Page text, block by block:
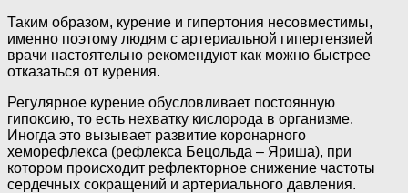
Таким образом, курение и гипертония несовместимы,
именно поэтому людям с артериальной гипертензией
врачи настоятельно рекомендуют как можно быстрее
отказаться от курения.
Регулярное курение обусловливает постоянную
гипоксию, то есть нехватку кислорода в организме.
Иногда это вызывает развитие коронарного
хеморефлекса (рефлекса Бецольда – Яриша), при
котором происходит рефлекторное снижение частоты
сердечных сокращений и артериального давления.